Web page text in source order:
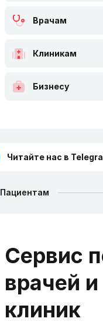
Врачам
Клиникам
Бизнесу
Читайте нас в
Пациентам
Сервис
врачей и
клиник